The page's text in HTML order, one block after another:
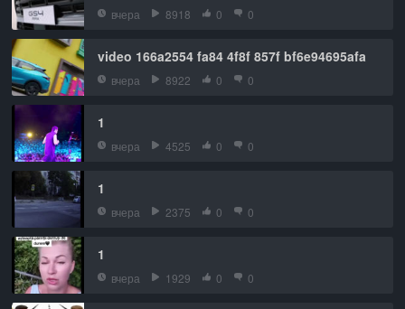
вчера 8918 0 0
video 166a2554 fa84 4f8f 857f bf6e94695afa
вчера 8922 0 0
1
вчера 4525 0 0
1
вчера 2375 0 0
1
вчера 1929 0 0